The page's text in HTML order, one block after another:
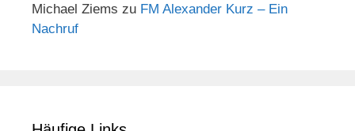
Michael Ziems zu FM Alexander Kurz – Ein
Nachruf